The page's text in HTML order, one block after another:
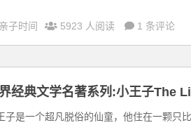
亲子时间 5923 人阅读 1 条评论
经典文学名著系列:小王子The
子是一个超凡脱俗的仙童，他住在一颗只